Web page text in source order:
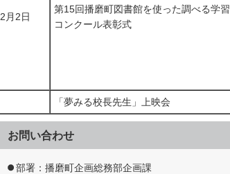
2月2日
第15回播磨町図書館を使った調べる学習
コンクール表彰式
「夢みる校長先生」上映会
お問い合わせ
部署：播磨町企画総務部企画課